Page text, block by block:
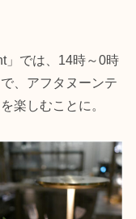
」では、14時～0時
、アフタヌーンテ
楽しむことに。